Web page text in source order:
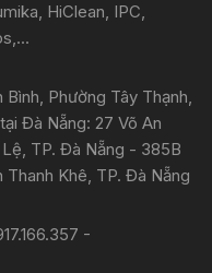
HiClean, IPC,
Bình, Phường Tây Thạnh,
Đà Nẵng: 27 Võ An
Lệ, TP. Đà Nẵng - 385B
Thanh Khê, TP. Đà Nẵng
-